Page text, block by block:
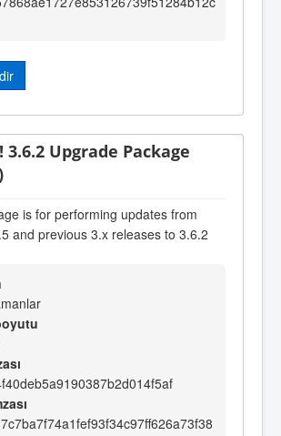
3.6.2 Upgrade Package
is for performing updates from
and previous 3.x releases to 3.6.2